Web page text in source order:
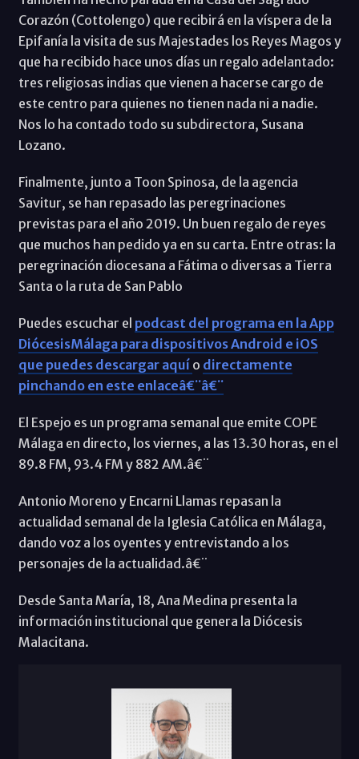
Corazón (Cottolengo) que recibirá en la víspera de la
Epifanía la visita de sus Majestades los Reyes Magos y
que ha recibido hace unos días un regalo adelantado:
tres religiosas indias que vienen a hacerse cargo de
este centro para quienes no tienen nada ni a nadie.
Nos lo ha contado todo su subdirectora, Susana
Lozano.
Finalmente, junto a Toon Spinosa, de la agencia
Savitur, se han repasado las peregrinaciones
previstas para el año 2019. Un buen regalo de reyes
que muchos han pedido ya en su carta. Entre otras: la
peregrinación diocesana a Fátima o diversas a Tierra
Santa o la ruta de San Pablo
Puedes escuchar el podcast del programa en la App
DiócesisMálaga para dispositivos Android e iOS
que puedes descargar aquí o directamente
pinchando en este enlaceâ€¨â€¨
El Espejo es un programa semanal que emite COPE
Málaga en directo, los viernes, a las 13.30 horas, en el
89.8 FM, 93.4 FM y 882 AM.â€¨
Antonio Moreno y Encarni Llamas repasan la
actualidad semanal de la Iglesia Católica en Málaga,
dando voz a los oyentes y entrevistando a los
personajes de la actualidad.â€¨
Desde Santa María, 18, Ana Medina presenta la
información institucional que genera la Diócesis
Malacitana.